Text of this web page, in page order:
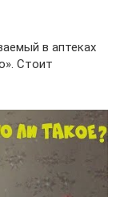
в аптеках
Стоит